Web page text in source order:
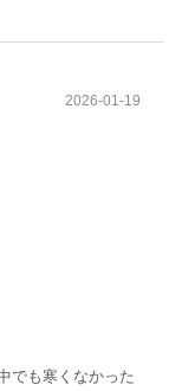
2026-01-19
でも寒くなかった